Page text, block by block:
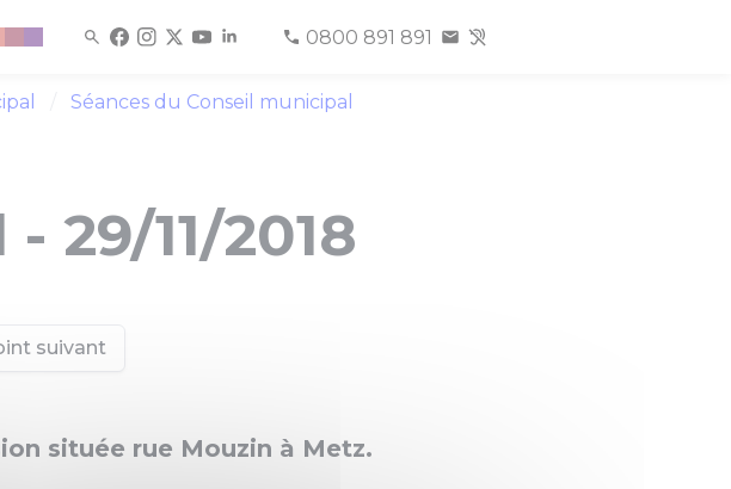
0800 891 891
Séances du Conseil municipal
29/11/2018
suivant
située rue Mouzin à Metz.